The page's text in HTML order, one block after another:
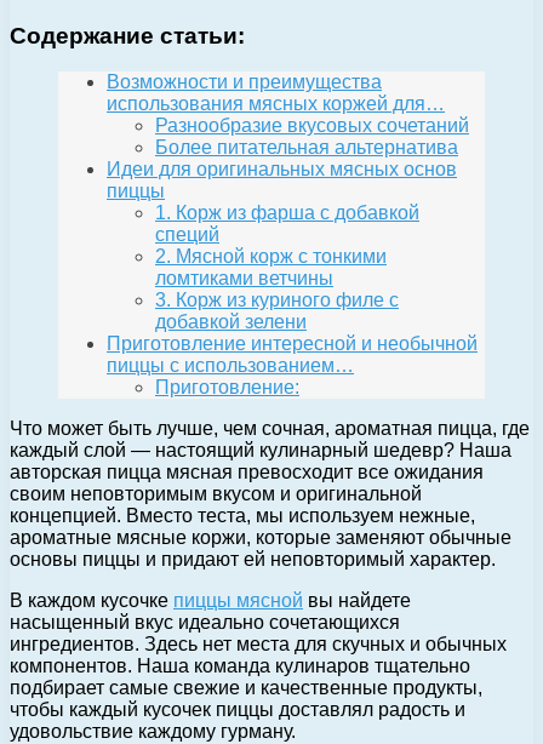
Содержание статьи:
Возможности и преимущества
использования мясных коржей для…
Разнообразие вкусовых сочетаний
Более питательная альтернатива
Идеи для оригинальных мясных основ
пиццы
1. Корж из фарша с добавкой
специй
2. Мясной корж с тонкими
ломтиками ветчины
3. Корж из куриного филе с
добавкой зелени
Приготовление интересной и необычной
пиццы с использованием…
Приготовление:
Что может быть лучше, чем сочная, ароматная пицца, где
каждый слой — настоящий кулинарный шедевр? Наша
авторская пицца мясная превосходит все ожидания
своим неповторимым вкусом и оригинальной
концепцией. Вместо теста, мы используем нежные,
ароматные мясные коржи, которые заменяют обычные
основы пиццы и придают ей неповторимый характер.
В каждом кусочке пиццы мясной вы найдете
насыщенный вкус идеально сочетающихся
ингредиентов. Здесь нет места для скучных и обычных
компонентов. Наша команда кулинаров тщательно
подбирает самые свежие и качественные продукты,
чтобы каждый кусочек пиццы доставлял радость и
удовольствие каждому гурману.